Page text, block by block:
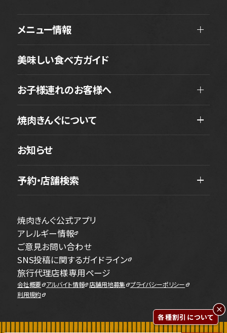
各種割引について
メニュー情報
美味しい食べ方ガイド
お子様連れのお客様へ
焼肉きんぐについて
お知らせ
予約・店舗検索
焼肉きんぐ公式アプリ
アレルギー情報
ご意見お問い合わせ
SNS投稿に関するガイドライン
旅行代理店様専用ページ
会社概要 アルバイト情報 店舗用地募集
プライバシーポリシー
利用規約